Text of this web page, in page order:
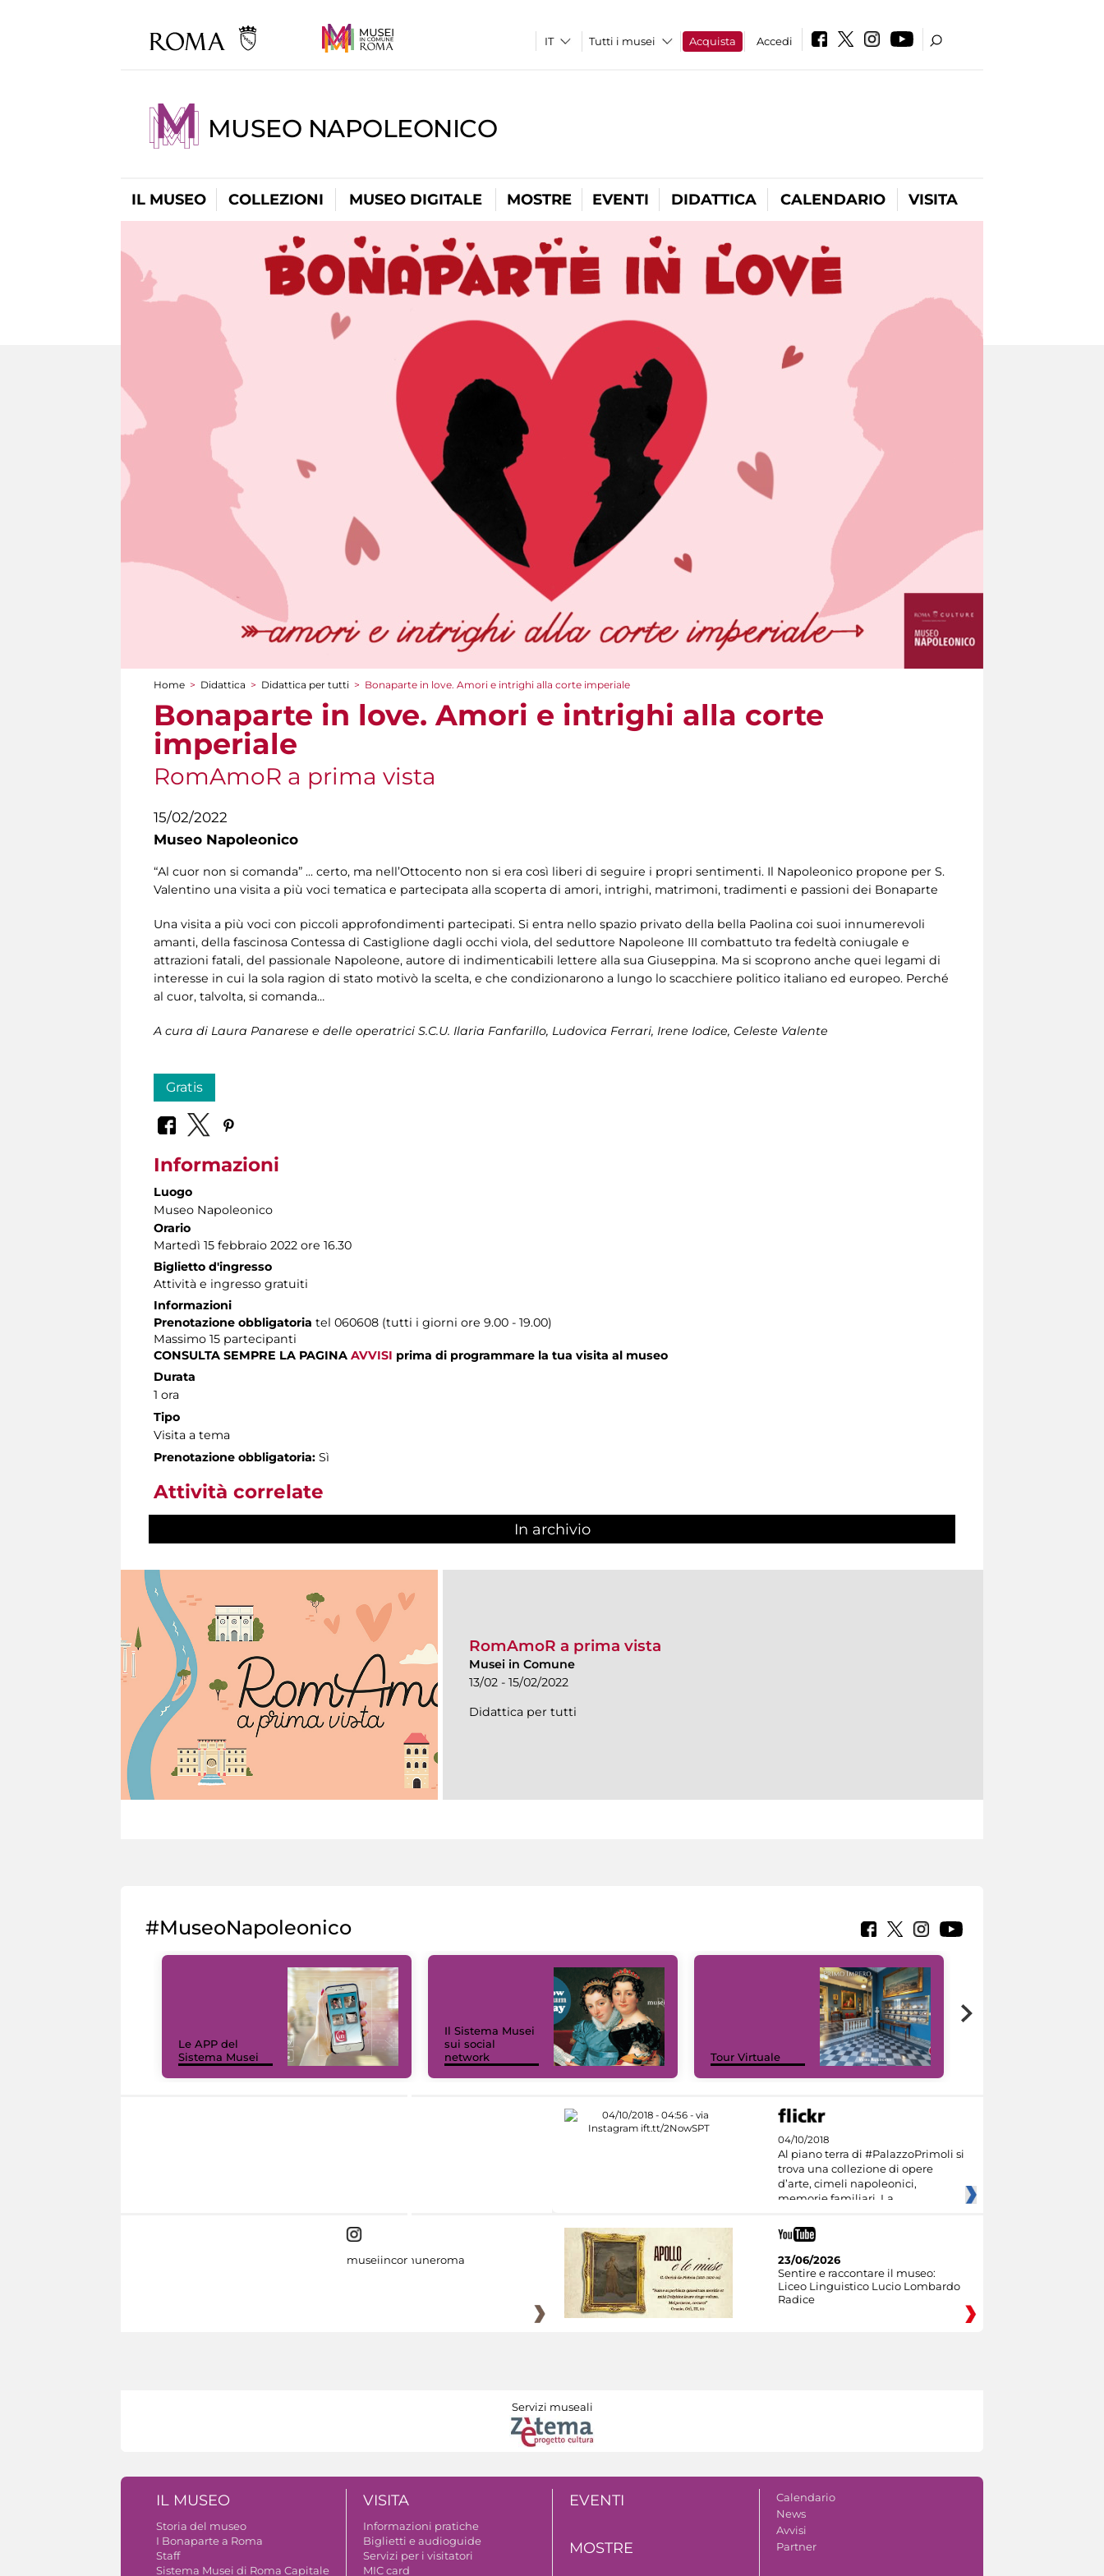
Tutti i musei Acquista Accedi
MUSEO NAPOLEONICO
IL MUSEO COLLEZIONI MUSEO DIGITALE MOSTRE EVENTI DIDATTICA CALENDARIO VISITA
Tu sei qui
Home > Didattica > Didattica per tutti > Bonaparte in love. Amori e intrighi alla corte imperiale
Bonaparte in love. Amori e intrighi alla corte
imperiale
RomAmoR a prima vista
15/02/2022
Museo Napoleonico
“Al cuor non si comanda” ... certo, ma nell’Ottocento non si era così liberi di seguire i propri sentimenti. Il Napoleonico propone per S.
Valentino una visita a più voci tematica e partecipata alla scoperta di amori, intrighi, matrimoni, tradimenti e passioni dei Bonaparte
Una visita a più voci con piccoli approfondimenti partecipati. Si entra nello spazio privato della bella Paolina coi suoi innumerevoli
amanti, della fascinosa Contessa di Castiglione dagli occhi viola, del seduttore Napoleone III combattuto tra fedeltà coniugale e
attrazioni fatali, del passionale Napoleone, autore di indimenticabili lettere alla sua Giuseppina. Ma si scoprono anche quei legami di
interesse in cui la sola ragion di stato motivò la scelta, e che condizionarono a lungo lo scacchiere politico italiano ed europeo. Perché
al cuor, talvolta, si comanda…
A cura di Laura Panarese e delle operatrici S.C.U. Ilaria Fanfarillo, Ludovica Ferrari, Irene Iodice, Celeste Valente
Gratis
Informazioni
Luogo
Museo Napoleonico
Orario
Martedì 15 febbraio 2022 ore 16.30
Biglietto d'ingresso
Attività e ingresso gratuiti
Informazioni
Prenotazione obbligatoria tel 060608 (tutti i giorni ore 9.00 - 19.00)
Massimo 15 partecipanti
CONSULTA SEMPRE LA PAGINA AVVISI prima di programmare la tua visita al museo
Durata
1 ora
Tipo
Visita a tema
Prenotazione obbligatoria: Sì
Attività correlate
In archivio
RomAmoR a prima vista
Musei in Comune
13/02 - 15/02/2022
Didattica per tutti
#MuseoNapoleonico
Le APP del
Sistema Musei
Il Sistema Musei
sui social
network
Tour Virtuale
04/10/2018
Al piano terra di #PalazzoPrimoli si
trova una collezione di opere
d’arte, cimeli napoleonici,
memorie familiari. La
museiincomuneroma
23/06/2026
Sentire e raccontare il museo:
Liceo Linguistico Lucio Lombardo
Radice
Servizi museali
IL MUSEO
Storia del museo
I Bonaparte a Roma
Staff
Sistema Musei di Roma Capitale
VISITA
Informazioni pratiche
Biglietti e audioguide
Servizi per i visitatori
MIC card
EVENTI
MOSTRE
Calendario
News
Avvisi
Partner